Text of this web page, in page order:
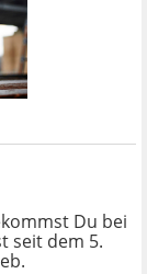
Du bei
seit dem 5.